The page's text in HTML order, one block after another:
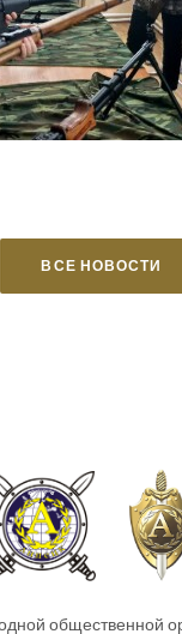
ВСЕ НОВОСТИ
общественной